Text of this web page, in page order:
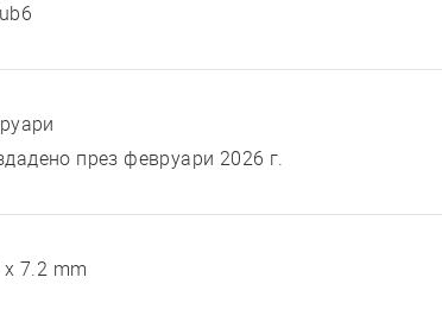
през февруари 2026 г.
7.2 mm